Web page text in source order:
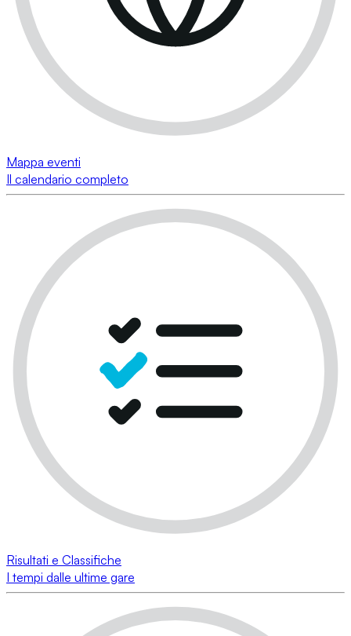
Mappa eventi
Il calendario completo
Risultati e Classifiche
I tempi dalle ultime gare